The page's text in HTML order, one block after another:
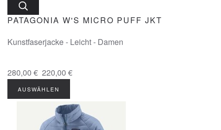
PATAGONIA W'S MICRO PUFF JKT
Kunstfaserjacke - Leicht - Damen
280,00 € 220,00 €
AUSWÄHLEN